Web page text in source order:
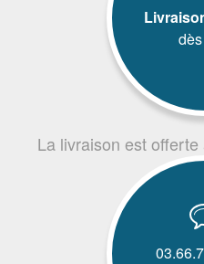
La livraison est